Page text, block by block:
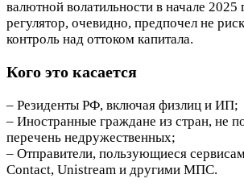
валютной волатильности в начале 2025
регулятор, очевидно, предпочел не
контроль над оттоком капитала.
Кого это касается
– Резиденты РФ, включая физлиц и ИП;
– Иностранные граждане из стран, не
перечень недружественных;
– Отправители, пользующиеся
Contact, Unistream и другими МПС.